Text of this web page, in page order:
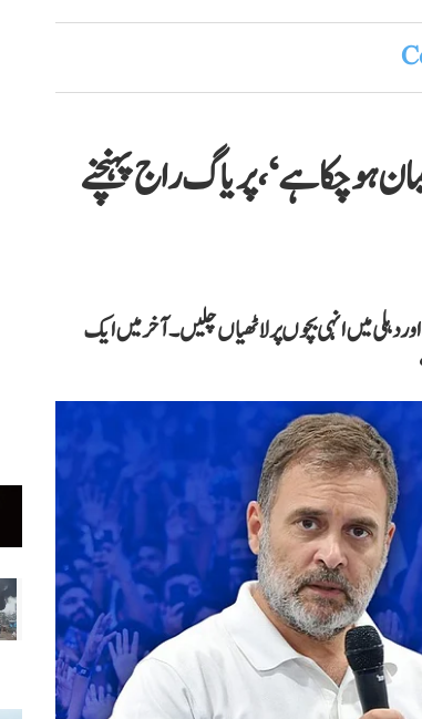
ہو چکا ہے‘، پریاگ راج پہنچنے
دہلی میں انہی بچوں پر لاٹھیاں چلیں۔ آخر میں ایک